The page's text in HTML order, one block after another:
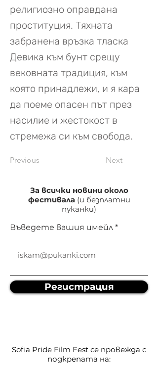
религиозно оправдана
проституция. Тяхната
забранена връзка тласка
Девика към бунт срещу
вековната традиция, към
която принадлежи, и я кара
да поеме опасен път през
насилие и жестокост в
стремежа си към свобода.
Previous Next
За всички новини около
фестивала (и безплатни
пуканки)
Въведете вашия имейл
Регистрация
Sofia Pride Film Fest се провежда с
подкрепата на: